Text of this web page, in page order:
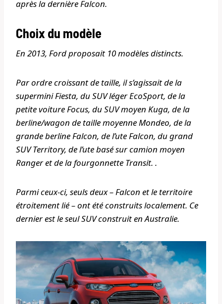
après la dernière Falcon.
Choix du modèle
En 2013, Ford proposait 10 modèles distincts.
Par ordre croissant de taille, il s’agissait de la
supermini Fiesta, du SUV léger EcoSport, de la
petite voiture Focus, du SUV moyen Kuga, de la
berline/wagon de taille moyenne Mondeo, de la
grande berline Falcon, de l’ute Falcon, du grand
SUV Territory, de l’ute basé sur camion moyen
Ranger et de la fourgonnette Transit. .
Parmi ceux-ci, seuls deux – Falcon et le territoire
étroitement lié – ont été construits localement. Ce
dernier est le seul SUV construit en Australie.